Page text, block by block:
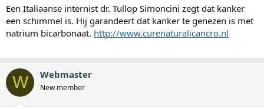
Een Italiaanse internist dr. Tullop Simoncini zegt dat kanker
een schimmel is. Hij garandeert dat kanker te genezen is met
natrium bicarbonaat. http://www.curenaturalicancro.nl
W Webmaster
New member